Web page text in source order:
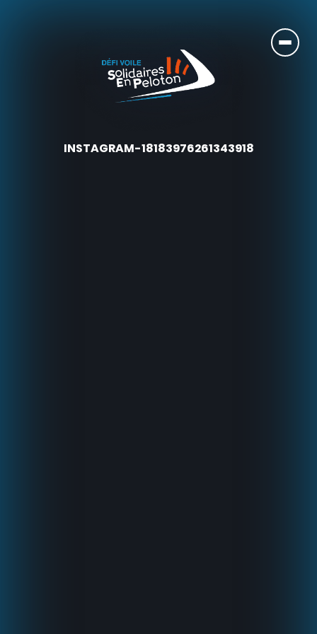
INSTAGRAM-18183976261343918